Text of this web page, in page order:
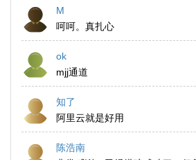
M
呵呵。真扎心
ok
mjj通道
知了
阿里云就是好用
陈浩南